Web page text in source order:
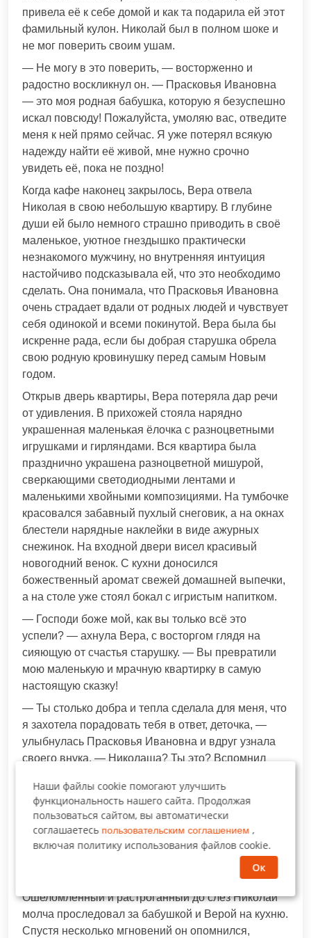
привела её к себе домой и как та подарила ей этот
фамильный кулон. Николай был в полном шоке и
не мог поверить своим ушам.
— Не могу в это поверить, — восторженно и
радостно воскликнул он. — Прасковья Ивановна
— это моя родная бабушка, которую я безуспешно
искал повсюду! Пожалуйста, умоляю вас, отведите
меня к ней прямо сейчас. Я уже потерял всякую
надежду найти её живой, мне нужно срочно
увидеть её, пока не поздно!
Когда кафе наконец закрылось, Вера отвела
Николая в свою небольшую квартиру. В глубине
души ей было немного страшно приводить в своё
маленькое, уютное гнездышко практически
незнакомого мужчину, но внутренняя интуиция
настойчиво подсказывала ей, что это необходимо
сделать. Она понимала, что Прасковья Ивановна
очень страдает вдали от родных людей и чувствует
себя одинокой и всеми покинутой. Вера была бы
искренне рада, если бы добрая старушка обрела
свою родную кровинушку перед самым Новым
годом.
Открыв дверь квартиры, Вера потеряла дар речи
от удивления. В прихожей стояла нарядно
украшенная маленькая ёлочка с разноцветными
игрушками и гирляндами. Вся квартира была
празднично украшена разноцветной мишурой,
сверкающими светодиодными лентами и
маленькими хвойными композициями. На тумбочке
красовался забавный пухлый снеговик, а на окнах
блестели нарядные наклейки в виде ажурных
снежинок. На входной двери висел красивый
новогодний венок. С кухни доносился
божественный аромат свежей домашней выпечки,
а на столе уже стоял бокал с игристым напитком.
— Господи боже мой, как вы только всё это
успели? — ахнула Вера, с восторгом глядя на
сияющую от счастья старушку. — Вы превратили
мою маленькую и мрачную квартирку в самую
настоящую сказку!
— Ты столько добра и тепла сделала для меня, что
я захотела порадовать тебя в ответ, деточка, —
улыбнулась Прасковья Ивановна и вдруг узнала
своего внука. — Николаша? Ты это? Вспомнил
меня! Проходи, не стой на пороге как истукан! У
меня в духовке как раз твоя любимая утка с
приедешь. Неужели я своим сердцем
почувствовала твой приезд или ты просто учуял
Ошеломлённый и растроганный до слёз Николай
молча проследовал за бабушкой и Верой на кухню.
Спустя несколько мгновений он опомнился,
Наши файлы cookie помогают улучшить
функциональность нашего сайта. Продолжая
пользоваться сайтом, вы автоматически
соглашаетесь пользовательским соглашением ,
включая политику использования файлов cookie.
Ок